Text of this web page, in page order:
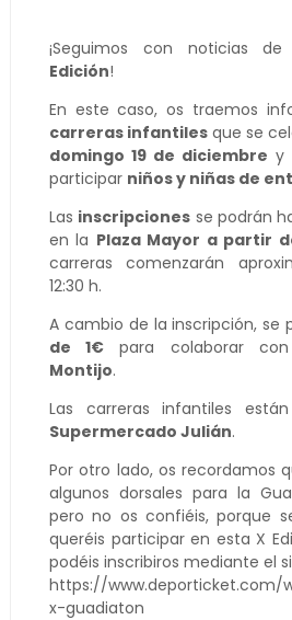
¡Seguimos con noticias
Edición!
En este caso, os traemos
carreras infantilesque se
domingo 19 de diciembre y
participar niños y niñas de
Las inscripciones se podrán
en la Plaza Mayor a partir
carreras comenzarán
12:30 h.
A cambio de la inscripción, se
de 1€ para colaborar con
Montijo.
Las carreras infantiles
Supermercado Julián.
Por otro lado, os recordamos
algunos dorsales para la
pero no os confiéis, porque
queréis participar en esta X
podéis inscribiros mediante el
https://www.deporticket.com/
x-guadiaton